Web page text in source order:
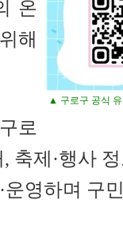
▲ 구로구 공식 유
온
해
로
축제·행사
영하며 구